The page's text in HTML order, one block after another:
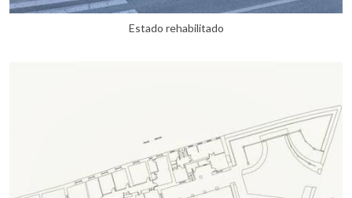
Estado rehabilitado